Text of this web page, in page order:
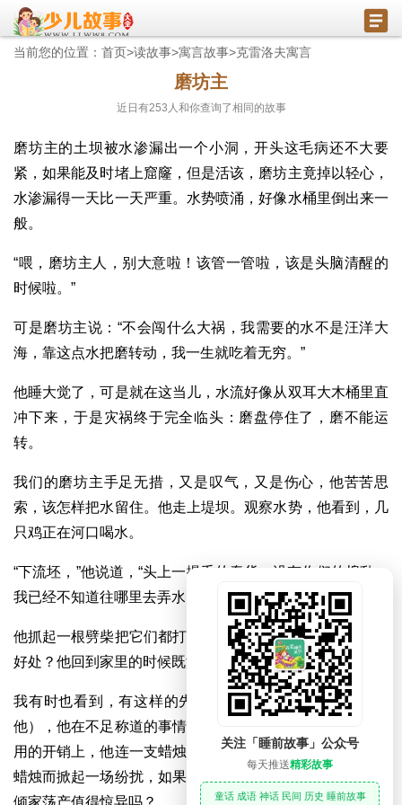
当前您的位置： 首页>读故事>寓言故事>克雷洛夫寓言
磨坊主
近日有253 人和你查询了相同的故事
磨坊主的土坝被水渗漏出一个小洞，开头这毛病还不大要
紧，如果能及时堵上窟窿，但是活该，磨坊主竟掉以轻心，
水渗漏得一天比一天严重。水势喷涌，好像水桶里倒出来一
般。
“喂，磨坊主人，别大意啦！该管一管啦，该是头脑清醒的
时候啦。”
可是磨坊主说：“不会闯什么大祸，我需要的水不是汪洋大
海，靠这点水把磨转动，我一生就吃着无穷。”
他睡大觉了，可是就在这当儿，水流好像从双耳大木桶里直
冲下来，于是灾祸终于完全临头：磨盘停住了，磨不能运
转。
我们的磨坊主手足无措，又是叹气，又是伤心，他苦苦思
索，该怎样把水留住。他走上堤坝。观察水势，他看到，几
只鸡正在河口喝水。
“下流坯，”他说道，“头上一撮毛的蠢货，没有你们的捣乱，
我已经不知道往哪里去弄水，而你们却到这里拚命喝水。”
他抓起一根劈柴把它们都打死，他这样干能给自己带来什么
好处？他回到家里的时候既没有鸡，也没有水。
我有时也看到，有这样的先生，（这一则寓言就是赠送给
他），他在不足称道的事情上不惜浪费千金，可是在日常家
用的开销上，他连一支蜡烛都要斤斤较量，他喜欢为了一支
蜡烛而掀起一场纷扰，如果有人也是这样谨小慎微，那么他
倾家荡产值得惊异吗？
关注「睡前故事」公众号
每天推送精彩故事
童话 成语 神话 民间 历史 睡前故事